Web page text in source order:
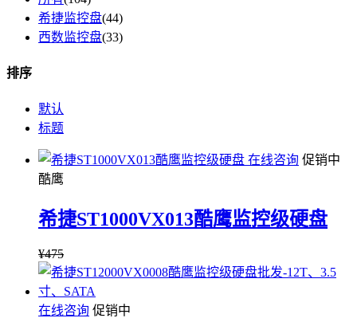
希捷监控盘(44)
西数监控盘(33)
排序
默认
标题
在线咨询 促销中
酷鹰
希捷ST1000VX013酷鹰监控级硬盘
¥475
在线咨询 促销中